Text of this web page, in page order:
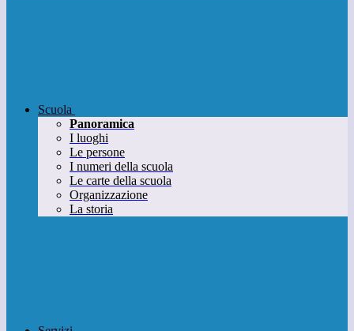
Scuola
Panoramica
I luoghi
Le persone
I numeri della scuola
Le carte della scuola
Organizzazione
La storia